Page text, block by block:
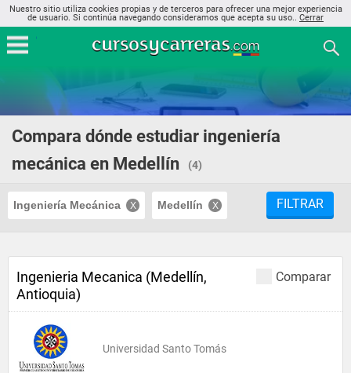
Nuestro sitio utiliza cookies propias y de terceros para ofrecer una mejor experiencia
de usuario. Si continúa navegando consideramos que acepta su uso.. Cerrar
Compara dónde estudiar ingeniería
mecánica en Medellín
(4)
Ingeniería Mecánica Medellín FILTRAR
Comparar
Ingenieria Mecanica (Medellín,
Antioquia)
Universidad Santo Tomás